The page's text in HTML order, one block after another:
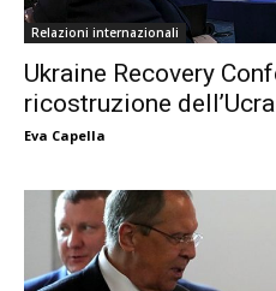
Relazioni internazionali
Ukraine Recovery
ricostruzione
Eva Capella